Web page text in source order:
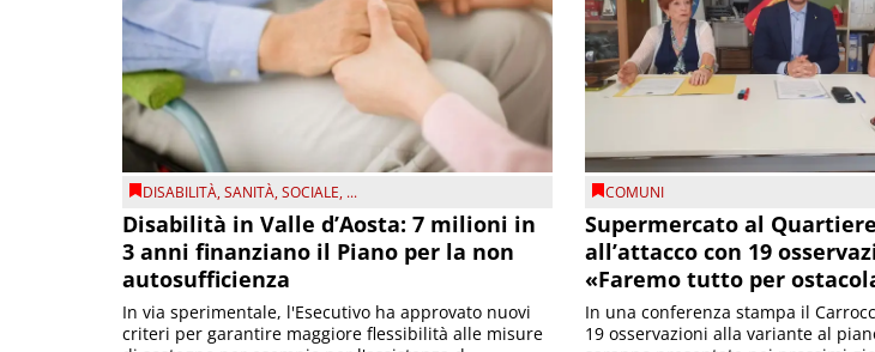
DISABILITÀ,SANITÀ,SOCIALE, ...
Disabilità in Valle d’Aosta: 7 milioni in
3 anni finanziano il Piano per la non
autosufficienza
In via sperimentale, l'Esecutivo ha approvato nuovi
criteri per garantire maggiore flessibilità alle misure
COMUNI
Supermercato al
all’attacco con 19
«Faremo tutto per
In una conferenza stampa il
19 osservazioni alla variante al